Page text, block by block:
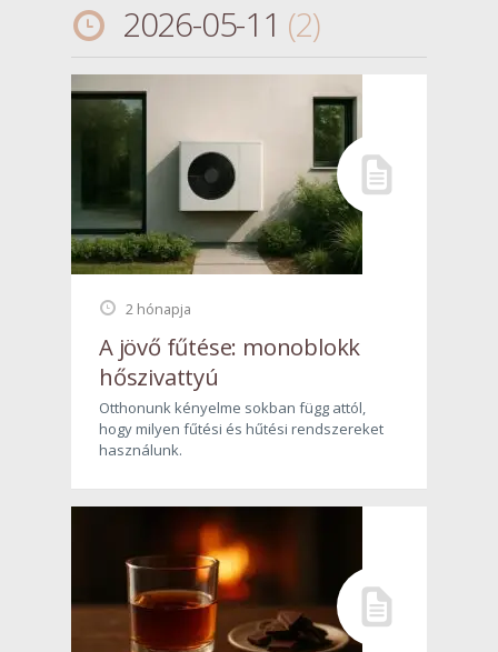
2026-05-11 2
2 hónapja
A jövő fűtése: monoblokk
hőszivattyú
Otthonunk kényelme sokban függ attól,
hogy milyen fűtési és hűtési rendszereket
használunk.